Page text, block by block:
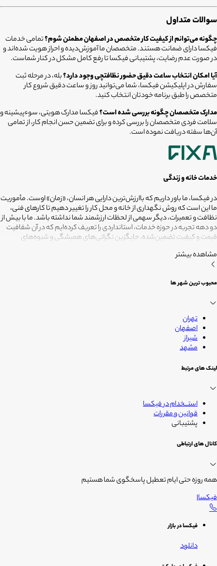
سوالات متداول
چگونه می‌توانم از کیفیت کار متخصص در اصفهان مطمئن شوم؟تمامی خدمات
فیکسا دارای ضمانت هستند. متخصصان ما آموزش‌دیده و احراز هویت شده‌اند و
در صورت عدم رضایت، پشتیبانی فیکسا تا رفع کامل مشکل در کنار شماست.
آیا امکان انتخاب ساعت دقیق حضور نظافتچی وجود دارد؟بله، در مرحله ثبت
سفارش در اپلیکیشن فیکسا، شما می‌توانید روز و ساعت دقیق شروع کار
متخصص را طبق برنامه خودتان انتخاب کنید.
مدارک متخصصان چگونه بررسی شده است؟فیکسا مدارک هویتی، سوءپیشینه و
سلامت فردی متخصصان را بررسی کرده و برای تضمین حسن انجام کار، از تمامی
آن‌ها سفته دریافت نموده است.
خدمات خانه و زندگی
در فیکسا، ما باور داریم که باارزش‌ترین دارایی هر انسان، «زمان» اوست. مأموریت
ما این است که روش نگهداری از خانه و محل کار را تغییر دهیم تا کارهای فنی،
نظافت و تعمیرات، دیگر سهمی از لحظات ارزشمند شما نداشته باشد. ما با بیش از
دو دهه تجربه در حوزه خدمات، استانداردی را تعریف کرده‌ایم که در آن شفافیت
قیمت و کیفیت تضمین‌شده، جایگزین نگرانی‌های همیشگی و شیوه‌های
متخصصانی بسپاریم که از فیلترهای سخت‌گیرانه رد شده‌اند تا نتیجه نهایی،
دقیقاً همان فضای امن و بی‌دغدغه‌ای باشد که همیشه برای آرامش خود
آنکه شما فرصت بیشتری برای زندگی کردن داشته باشید؛ فیکسا، زمانی برای
مشاهده بیشتر
محبوب ترین شهر ها
تهران
اصفهان
شیراز
مشهد
لینک های مرتبط
استــخدام در فیکسا
قوانین و مقررات
پشتیبانی
کانال های ارتباطی
همه روزه حتی ایام تعطیل پاسخگوی شما هستیم
فیکسا|
فیکسا در بازار
دانلود